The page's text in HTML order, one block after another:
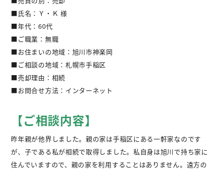
不動産購入
不動産 管理相談
会社案内
■氏名：Ｙ・Ｋ 様
■年代：60代
■ご職業：無職
■お住まいの地域：旭川市神楽岡
■ご相談の地域：札幌市手稲区
■売却理由：相続
■お問合せ方法：インターネット
【ご相談内容】
昨年親が他界しました。親の家は手稲区にある一軒家なのです
が、子である私が相続で取得しました。私自身は旭川で持ち家に
住んでいますので、親の家を利用することはありません。遠方の